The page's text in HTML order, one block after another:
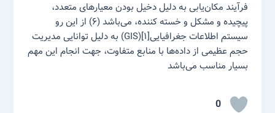
فرآیند مکان‌یابی به دلیل دخیل بودن معیارهای متعدد،
پیچیده و مشکل و خسته کننده، می‌باشد (۶) از این رو
سیستم اطلاعات جغرافیایی[۱](GIS) به دلیل توانایی مدیریت
حجم عظیمی از داده‌ها با منابع متفاوت، جهت انجام این مهم
بسیار مناسب می‌باشد
0